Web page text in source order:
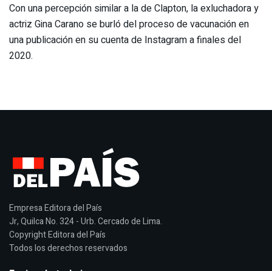
Con una percepción similar a la de Clapton, la exluchadora y
actriz Gina Carano se burló del proceso de vacunación en
una publicación en su cuenta de Instagram a finales del
2020.
Empresa Editora del País
Jr, Quilca No. 324 - Urb. Cercado de Lima.
Copyright Editora del País
Todos los derechos reservados